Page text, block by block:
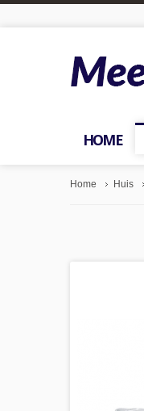
HOME
Home Huis